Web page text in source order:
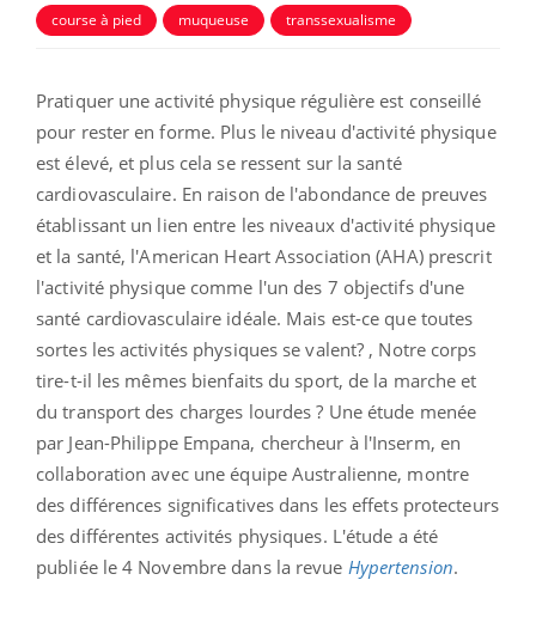
course à pied
muqueuse transsexualisme
Pratiquer une activité physique régulière est conseillé
pour rester en forme. Plus le niveau d'activité physique
est élevé, et plus cela se ressent sur la santé
cardiovasculaire. En raison de l'abondance de preuves
établissant un lien entre les niveaux d'activité physique
et la santé, l'American Heart Association (AHA) prescrit
l'activité physique comme l'un des 7 objectifs d'une
santé cardiovasculaire idéale. Mais est-ce que toutes
sortes les activités physiques se valent? , Notre corps
tire-t-il les mêmes bienfaits du sport, de la marche et
du transport des charges lourdes ? Une étude menée
par Jean-Philippe Empana, chercheur à l'Inserm, en
collaboration avec une équipe Australienne, montre
des différences significatives dans les effets protecteurs
des différentes activités physiques. L'étude a été
publiée le 4 Novembre dans la revue Hypertension.